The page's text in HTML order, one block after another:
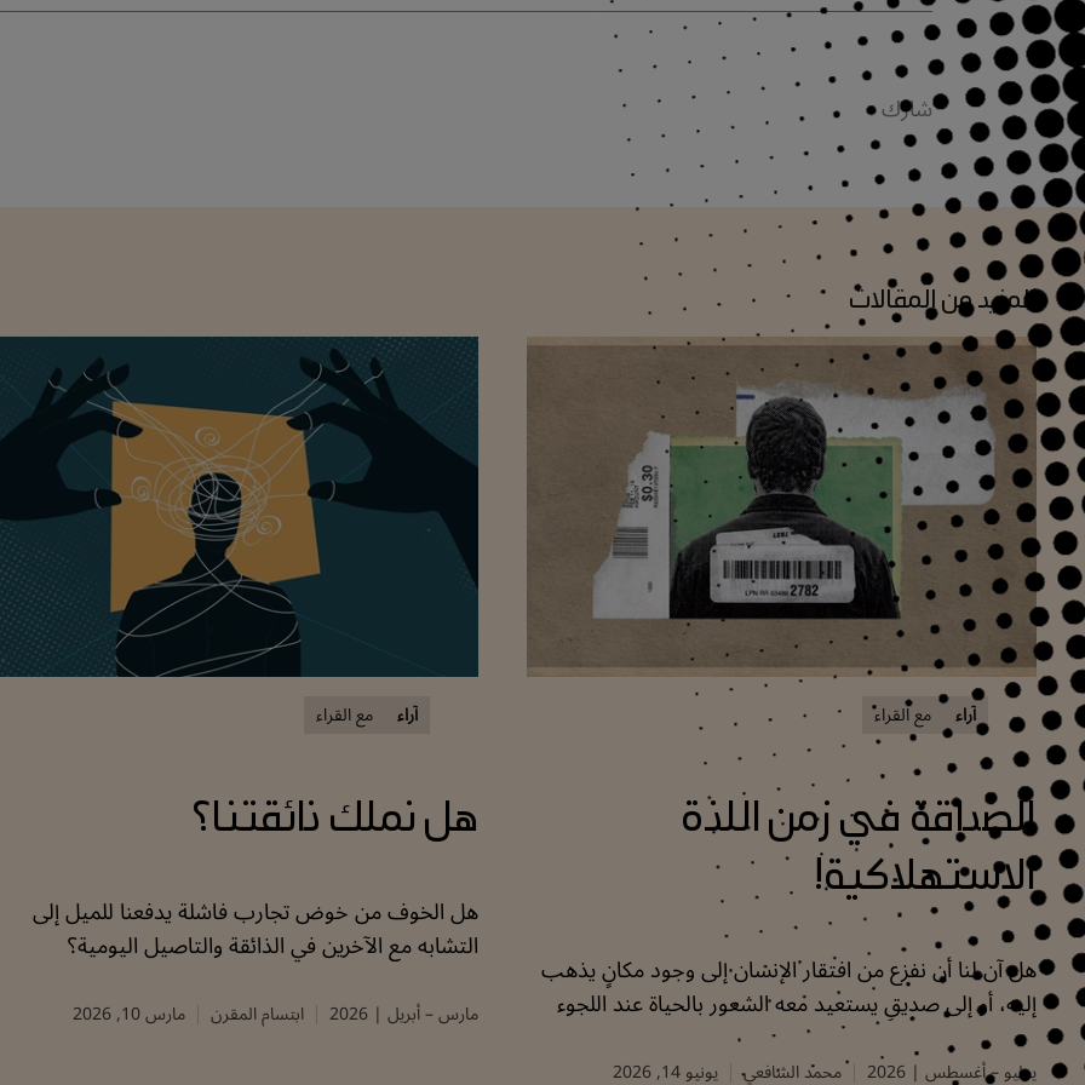
شارك
المزيد من المقالات
آراء مع القراء
الصداقة في زمن اللذة
الاستهلاكية!
هل آن لنا أن نفزع من افتقار الإنسان إلى وجود مكانٍ يذهب
إليه، أو إلى صديقٍ يستعيد معه الشعور بالحياة عند اللجوء
إليه؟
يوليو – أغسطس | 2026 محمد الشافعي يونيو 14, 2026
آراء مع القراء
هل نملك ذائقتنا؟
هل الخوف من خوض تجارب فاشلة يدفعنا للميل إلى
التشابه مع الآخرين في الذائقة والتاصيل اليومية؟
مارس – أبريل | 2026 ابتسام المقرن مارس 10, 2026